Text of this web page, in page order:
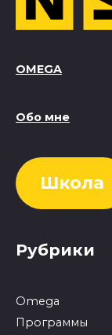
OMEGA
Обо мне
Школа
Рубрики
Omega
Программы